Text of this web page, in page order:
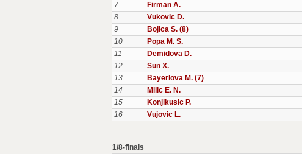
7
Firman A.
8
Vukovic D.
9
Bojica S. (8)
10
Popa M. S.
11
Demidova D.
12
Sun X.
13
Bayerlova M. (7)
14
Milic E. N.
15
Konjikusic P.
16
Vujovic L.
1/8-finals